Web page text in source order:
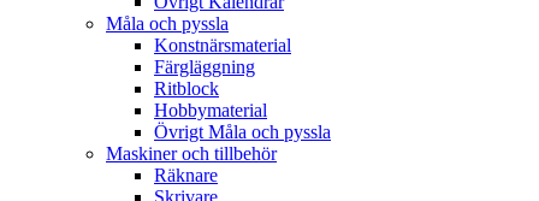
Måla och pyssla
Konstnärsmaterial
Färgläggning
Ritblock
Hobbymaterial
Övrigt Måla och pyssla
Maskiner och tillbehör
Räknare
Skrivare